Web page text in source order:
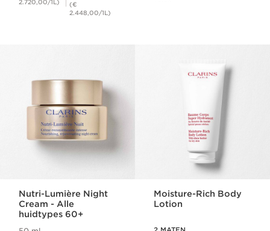
2.720,00/1L)
(€
2.448,00/1L)
Nutri-Lumière Night
Cream - Alle
huidtypes 60+
Moisture-Rich Body
Lotion